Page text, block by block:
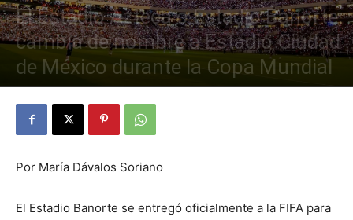
El Estadio Azteca o Estadio Banorte,
cambia de nombre a Estadio Ciudad
de México durante la Copa Mundial
By Julio Valdez - mayo 14, 2026 25
Por María Dávalos Soriano
El Estadio Banorte se entregó oficialmente a la FIFA para